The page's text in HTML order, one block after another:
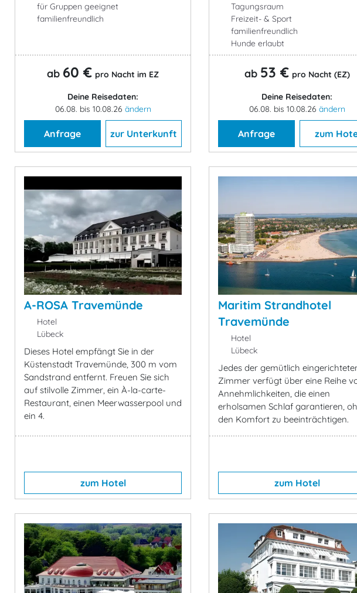
für Gruppen geeignet
familienfreundlich
ab 60 € pro Nacht im EZ
Deine Reisedaten:
06.08. bis 10.08.26 ändern
Anfrage zur Unterkunft
Tagungsraum
Freizeit- & Sport
familienfreundlich
Hunde erlaubt
ab 53 € pro Nacht (EZ)
Deine Reisedaten:
06.08. bis 10.08.26 ändern
Anfrage zum
A-ROSA Travemünde
Hotel
Lübeck
Dieses Hotel empfängt Sie in der
Küstenstadt Travemünde, 300 m vom
Sandstrand entfernt. Freuen Sie sich
auf stilvolle Zimmer, ein À-la-carte-
Restaurant, einen Meerwasserpool und
ein 4.
zum Hotel
Maritim Strandhotel
Travemünde
Hotel
Lübeck
Jedes der gemütlich
Zimmer verfügt über eine Reihe
Annehmlichkeiten, die einen
erholsamen Schlaf garantieren,
den Komfort zu beeinträchtigen.
zum Hotel